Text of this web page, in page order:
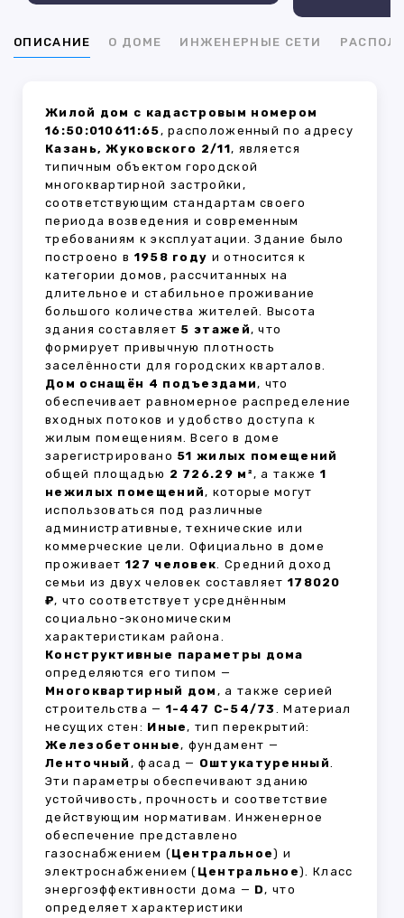
ОПИСАНИЕ О ДОМЕ ИНЖЕНЕРНЫЕ СЕТИ
Жилой дом с кадастровым номером
16:50:010611:65, расположенный по адресу
Казань, Жуковского 2/11, является
типичным объектом городской
многоквартирной застройки,
соответствующим стандартам своего
периода возведения и современным
требованиям к эксплуатации. Здание было
построено в 1958 году и относится к
категории домов, рассчитанных на
длительное и стабильное проживание
большого количества жителей. Высота
здания составляет 5 этажей, что
формирует привычную плотность
заселённости для городских кварталов.
Дом оснащён 4 подъездами, что
обеспечивает равномерное распределение
входных потоков и удобство доступа к
жилым помещениям. Всего в доме
зарегистрировано 51 жилых помещений
общей площадью 2 726.29 м², а также 1
нежилых помещений, которые могут
использоваться под различные
административные, технические или
коммерческие цели. Официально в доме
проживает 127 человек. Средний доход
семьи из двух человек составляет 178020
₽, что соответствует усреднённым
социально-экономическим
характеристикам района.
Конструктивные параметры дома
определяются его типом —
Многоквартирный дом , а также серией
строительства — 1-447 С-54/73 . Материал
несущих стен: Иные, тип перекрытий:
Железобетонные, фундамент —
Ленточный , фасад — Оштукатуренный.
Эти параметры обеспечивают зданию
устойчивость, прочность и соответствие
действующим нормативам. Инженерное
обеспечение представлено
газоснабжением (Центральное) и
электроснабжением ( Центральное). Класс
энергоэффективности дома — D, что
определяет характеристики